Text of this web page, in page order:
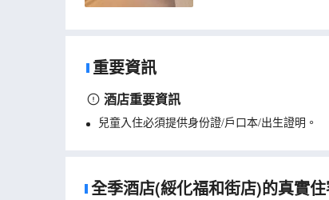
重要資訊
酒店重要資訊
兒童入住必須提供身份證/戶口本/出生證明。
全季酒店(綏化福和街店)的真實